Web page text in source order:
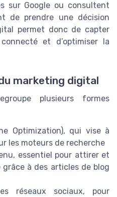
sur Google ou consultent
de prendre une décision
permet donc de capter
et d’optimiser la
marketing digital
plusieurs formes
Optimization), qui vise à
les moteurs de recherche
essentiel pour attirer et
à des articles de blog
réseaux sociaux, pour